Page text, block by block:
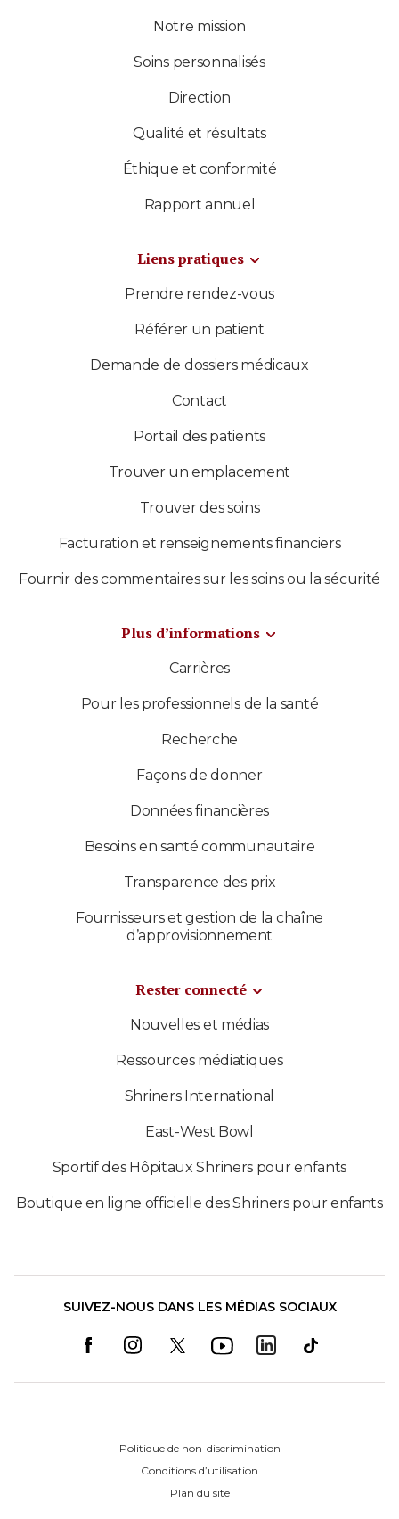
Notre mission
Soins personnalisés
Direction
Qualité et résultats
Éthique et conformité
Rapport annuel
Liens pratiques
Prendre rendez-vous
Référer un patient
Demande de dossiers médicaux
Contact
Portail des patients
Trouver un emplacement
Trouver des soins
Facturation et renseignements financiers
Fournir des commentaires sur les soins ou la sécurité
Plus d’informations
Carrières
Pour les professionnels de la santé
Recherche
Façons de donner
Données financières
Besoins en santé communautaire
Transparence des prix
Fournisseurs et gestion de la chaîne
d’approvisionnement
Rester connecté
Nouvelles et médias
Ressources médiatiques
Shriners International
East-West Bowl
Sportif des Hôpitaux Shriners pour enfants
Boutique en ligne officielle des Shriners pour enfants
SUIVEZ-NOUS DANS LES MÉDIAS SOCIAUX
Politique de non-discrimination
Conditions d’utilisation
Plan du site